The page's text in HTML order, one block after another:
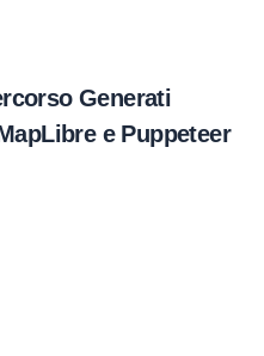
Generati
e Puppeteer